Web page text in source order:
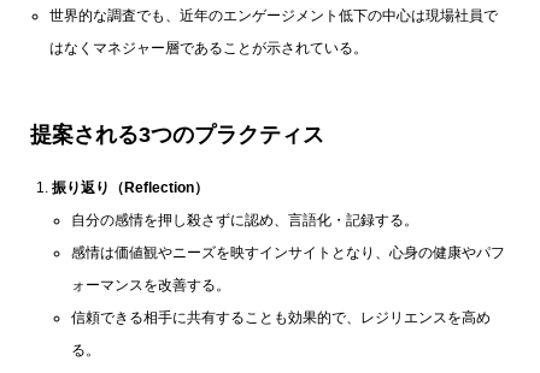
世界的な調査でも、近年のエンゲージメント低下の中心は現場社員で
はなくマネジャー層であることが示されている。
提案される3つのプラクティス
振り返り（Reflection）
自分の感情を押し殺さずに認め、言語化・記録する。
感情は価値観やニーズを映すインサイトとなり、心身の健康やパフ
ォーマンスを改善する。
信頼できる相手に共有することも効果的で、レジリエンスを高め
る。